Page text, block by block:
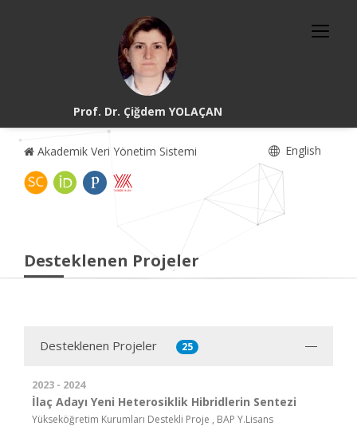
Prof. Dr. Çiğdem YOLAÇAN
Akademik Veri Yönetim Sistemi English
Desteklenen Projeler
Desteklenen Projeler 25
2023 - 2024
İlaç Adayı Yeni Heterosiklik Hibridlerin Sentezi
Yükseköğretim Kurumları Destekli Proje , BAP Y.Lisans